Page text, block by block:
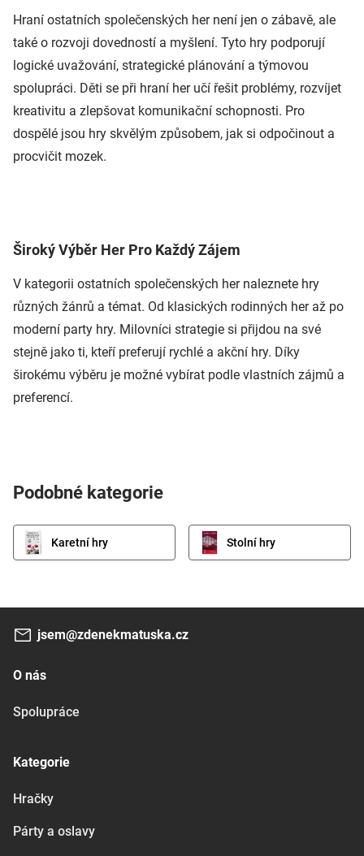
Hraní ostatních společenských her není jen o zábavě, ale
také o rozvoji dovedností a myšlení. Tyto hry podporují
logické uvažování, strategické plánování a týmovou
spolupráci. Děti se při hraní her učí řešit problémy, rozvíjet
kreativitu a zlepšovat komunikační schopnosti. Pro
dospělé jsou hry skvělým způsobem, jak si odpočinout a
procvičit mozek.
Široký Výběr Her Pro Každý Zájem
V kategorii ostatních společenských her naleznete hry
různých žánrů a témat. Od klasických rodinných her až po
moderní party hry. Milovníci strategie si přijdou na své
stejně jako ti, kteří preferují rychlé a akční hry. Díky
širokému výběru je možné vybírat podle vlastních zájmů a
preferencí.
Podobné kategorie
Karetní hry Stolní hry
jsem@zdenekmatuska.cz
O nás
Spolupráce
Kategorie
Hračky
Párty a oslavy